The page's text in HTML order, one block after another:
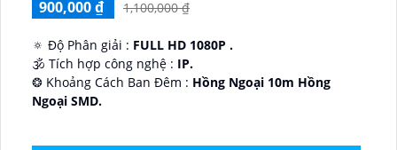
900,000 ₫
1,100,000 ₫
🔅 Độ Phân giải : FULL HD 1080P .
🕉️ Tích hợp công nghệ : IP.
❂ Khoảng Cách Ban Đêm : Hồng Ngoại 10m Hồng
Ngoại SMD.